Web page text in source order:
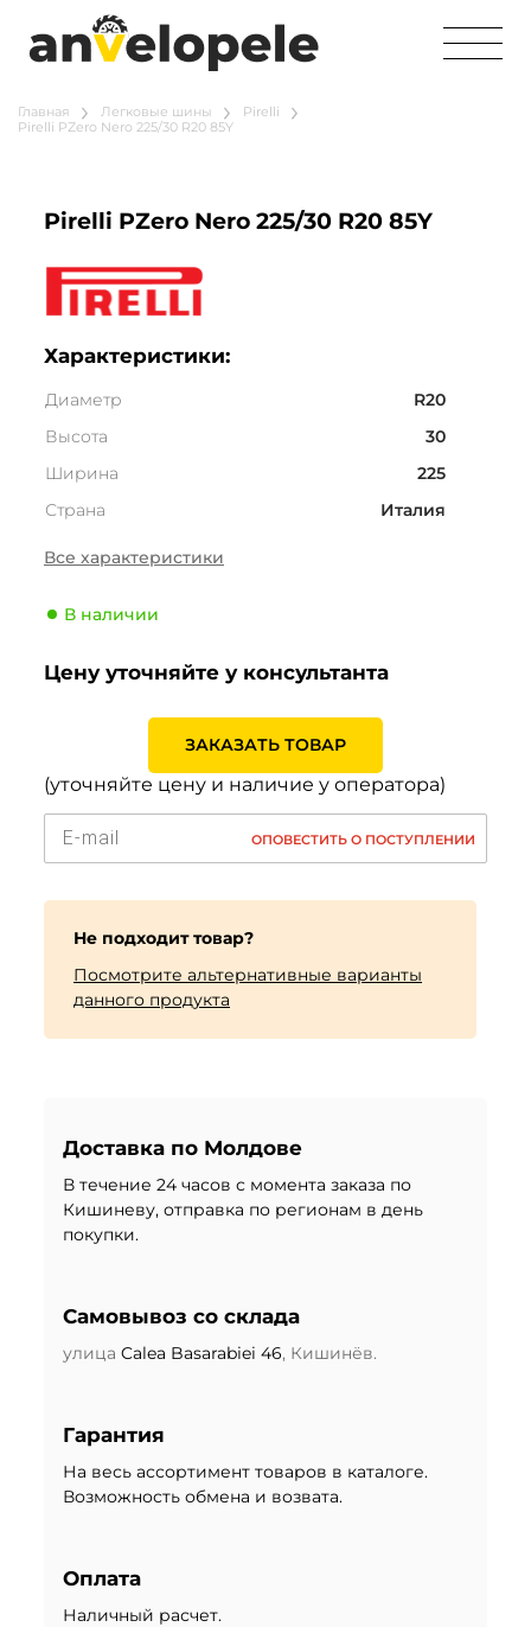
Главная Легковые шины
Pirelli
Pirelli PZero Nero 225/30 R20 85Y
Pirelli PZero Nero 225/30 R20 85Y
Характеристики:
Диаметр
R20
Высота
30
Ширина
225
Страна
Италия
Сезонность
средства
Индекс скорости
Y (300 км/ч)
Индекс нагрузки
85 (515кг)
Все характеристики
В наличии
Цену уточняйте у консультанта
ЗАКАЗАТЬ ТОВАР
(уточняйте цену и наличие у оператора)
ОПОВЕСТИТЬ О ПОСТУПЛЕНИИ
Не подходит товар?
Посмотрите альтернативные варианты
данного продукта
Доставка по Молдове
В течение 24 часов с момента заказа по
Кишиневу, отправка по регионам в день
покупки.
Самовывоз со склада
улица Calea Basarabiei 46, Кишинёв.
Гарантия
На весь ассортимент товаров в каталоге.
Возможность обмена и возвата.
Оплата
Наличный расчет.